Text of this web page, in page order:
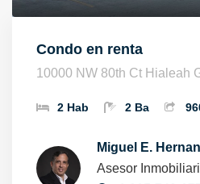
Condo en renta
10000 NW 80th Ct Hialeah
2 Hab 2 Ba
Miguel E.
Asesor